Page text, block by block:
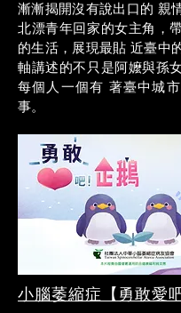
漸漸揭開沒有說出口的 親
北漂青年回家的女主角，
的生活，展現最貼 近臺中
軸講述的不只是阿嬤與孫
每個人一個有 著臺中城
事。
小腦萎縮症【勇敢愛